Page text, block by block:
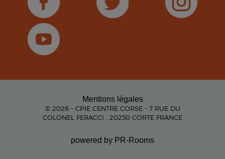
Mentions légales
© 2026 - CPIE CENTRE CORSE - 7 RUE DU
COLONEL FERACCI , 20250 CORTE FRANCE
powered by PR-Rooms